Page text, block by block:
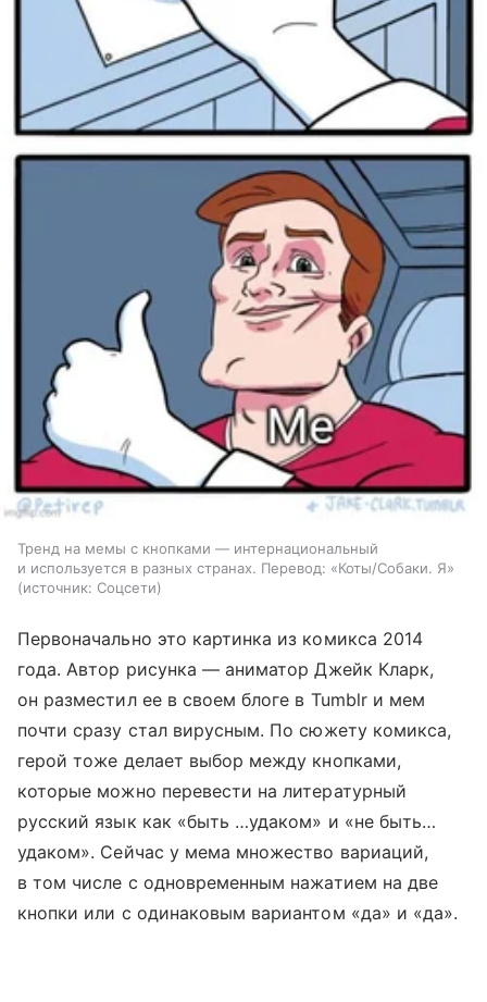
Тренд на мемы с кнопками — интернациональный
и используется в разных странах. Перевод: «Коты/Собаки. Я»
источник: Соцсети
Первоначально это картинка из комикса 2014
года. Автор рисунка — аниматор Джейк Кларк,
он разместил ее в своем блоге в Tumblr и мем
почти сразу стал вирусным. По сюжету комикса,
герой тоже делает выбор между кнопками,
которые можно перевести на литературный
русский язык как «быть …удаком» и «не быть…
удаком». Сейчас у мема множество вариаций,
в том числе с одновременным нажатием на две
кнопки или с одинаковым вариантом «да» и «да».